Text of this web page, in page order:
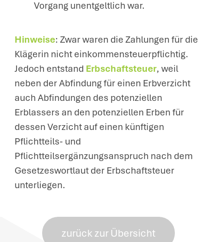
Vorgang unentgeltlich war.
Hinweise: Zwar waren die Zahlungen für die
Klägerin nicht einkommensteuerpflichtig.
Jedoch entstand Erbschaftsteuer, weil
neben der Abfindung für einen Erbverzicht
auch Abfindungen des potenziellen
Erblassers an den potenziellen Erben für
dessen Verzicht auf einen künftigen
Pflichtteils- und
Pflichtteilsergänzungsanspruch nach dem
Gesetzeswortlaut der Erbschaftsteuer
unterliegen.
zurück zur Übersicht